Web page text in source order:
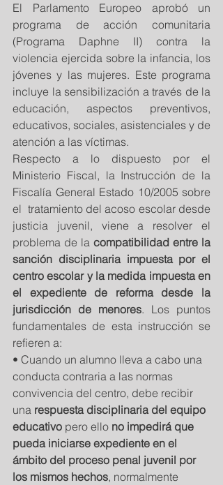
El Parlamento Europeo aprobó un
programa de acción comunitaria
(Programa Daphne II) contra la
violencia ejercida sobre la infancia, los
jóvenes y las mujeres. Este programa
incluye la sensibilización a través de la
educación, aspectos preventivos,
educativos, sociales, asistenciales y de
atención a las víctimas.
Respecto a lo dispuesto por el
Ministerio Fiscal, la Instrucción de la
Fiscalía General Estado 10/2005 sobre
el  tratamiento del acoso escolar desde
justicia juvenil, viene a resolver el
problema de la compatibilidad entre la
sanción disciplinaria impuesta por el
centro escolar y la medida impuesta en
el expediente de reforma desde la
jurisdicción de menores. Los puntos
fundamentales de esta instrucción se
refieren a:
• Cuando un alumno lleva a cabo una
conducta contraria a las normas
convivencia del centro, debe recibir
una respuesta disciplinaria del equipo
educativo pero ello no impedirá que
pueda iniciarse expediente en el
ámbito del proceso penal juvenil por
los mismos hechos, normalmente